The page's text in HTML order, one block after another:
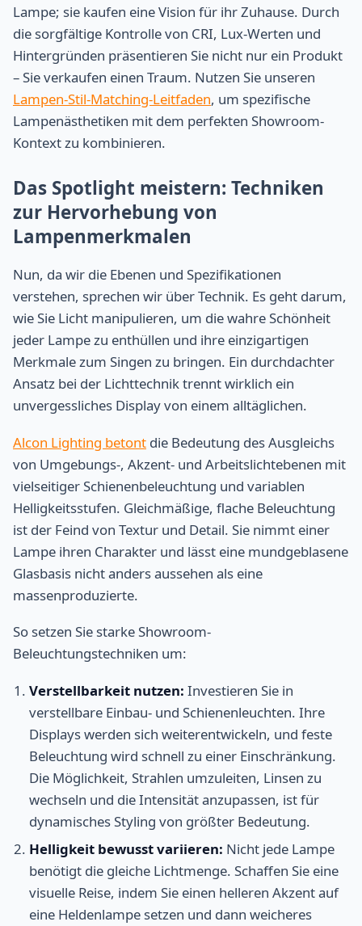
Lampe; sie kaufen eine Vision für ihr Zuhause. Durch
die sorgfältige Kontrolle von CRI, Lux-Werten und
Hintergründen präsentieren Sie nicht nur ein Produkt
– Sie verkaufen einen Traum. Nutzen Sie unseren
Lampen-Stil-Matching-Leitfaden, um spezifische
Lampenästhetiken mit dem perfekten Showroom-
Kontext zu kombinieren.
Das Spotlight meistern: Techniken
zur Hervorhebung von
Lampenmerkmalen
Nun, da wir die Ebenen und Spezifikationen
verstehen, sprechen wir über Technik. Es geht darum,
wie Sie Licht manipulieren, um die wahre Schönheit
jeder Lampe zu enthüllen und ihre einzigartigen
Merkmale zum Singen zu bringen. Ein durchdachter
Ansatz bei der Lichttechnik trennt wirklich ein
unvergessliches Display von einem alltäglichen.
Alcon Lighting betont die Bedeutung des Ausgleichs
von Umgebungs-, Akzent- und Arbeitslichtebenen mit
vielseitiger Schienenbeleuchtung und variablen
Helligkeitsstufen. Gleichmäßige, flache Beleuchtung
ist der Feind von Textur und Detail. Sie nimmt einer
Lampe ihren Charakter und lässt eine mundgeblasene
Glasbasis nicht anders aussehen als eine
massenproduzierte.
So setzen Sie starke Showroom-
Beleuchtungstechniken um:
Verstellbarkeit nutzen: Investieren Sie in
verstellbare Einbau- und Schienenleuchten. Ihre
Displays werden sich weiterentwickeln, und feste
Beleuchtung wird schnell zu einer Einschränkung.
Die Möglichkeit, Strahlen umzuleiten, Linsen zu
wechseln und die Intensität anzupassen, ist für
dynamisches Styling von größter Bedeutung.
Helligkeit bewusst variieren: Nicht jede Lampe
benötigt die gleiche Lichtmenge. Schaffen Sie eine
visuelle Reise, indem Sie einen helleren Akzent auf
eine Heldenlampe setzen und dann weicheres